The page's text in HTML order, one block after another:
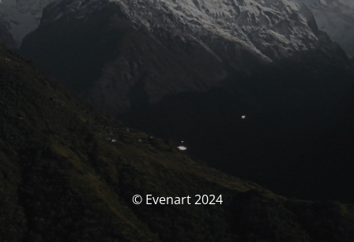
© Evenart 2024